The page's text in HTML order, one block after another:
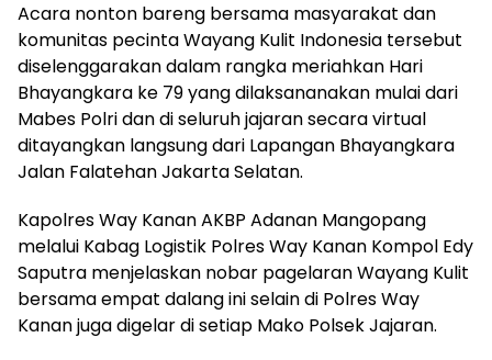
Acara nonton bareng bersama masyarakat dan
komunitas pecinta Wayang Kulit Indonesia tersebut
diselenggarakan dalam rangka meriahkan Hari
Bhayangkara ke 79 yang dilaksananakan mulai dari
Mabes Polri dan di seluruh jajaran secara virtual
ditayangkan langsung dari Lapangan Bhayangkara
Jalan Falatehan Jakarta Selatan.
Kapolres Way Kanan AKBP Adanan Mangopang
melalui Kabag Logistik Polres Way Kanan Kompol Edy
Saputra menjelaskan nobar pagelaran Wayang Kulit
bersama empat dalang ini selain di Polres Way
Kanan juga digelar di setiap Mako Polsek Jajaran.